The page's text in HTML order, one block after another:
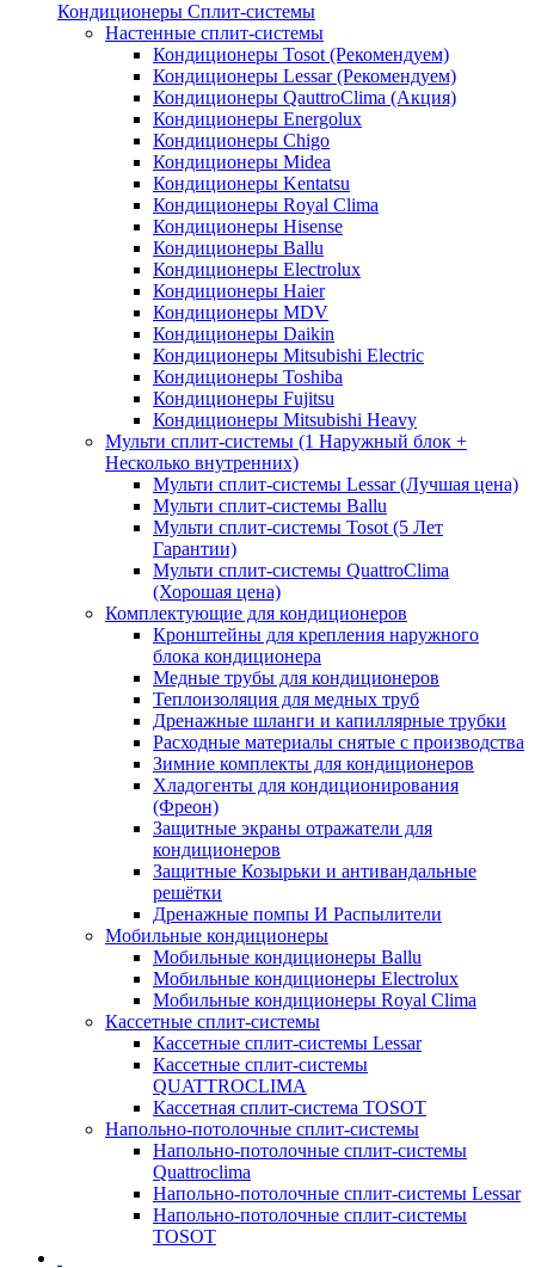
Кондиционеры Сплит-системы
Настенные сплит-системы
Кондиционеры Tosot (Рекомендуем)
Кондиционеры Lessar (Рекомендуем)
Кондиционеры QauttroClima (Акция)
Кондиционеры Energolux
Кондиционеры Chigo
Кондиционеры Midea
Кондиционеры Kentatsu
Кондиционеры Royal Clima
Кондиционеры Hisense
Кондиционеры Ballu
Кондиционеры Electrolux
Кондиционеры Haier
Кондиционеры MDV
Кондиционеры Daikin
Кондиционеры Mitsubishi Electric
Кондиционеры Toshiba
Кондиционеры Fujitsu
Кондиционеры Mitsubishi Heavy
Мульти сплит-системы (1 Наружный блок +
Несколько внутренних)
Мульти сплит-системы Lessar (Лучшая цена)
Мульти сплит-системы Ballu
Мульти сплит-системы Tosot (5 Лет
Гарантии)
Мульти сплит-системы QuattroClima
(Хорошая цена)
Комплектующие для кондиционеров
Кронштейны для крепления наружного
блока кондиционера
Медные трубы для кондиционеров
Теплоизоляция для медных труб
Дренажные шланги и капиллярные трубки
Расходные материалы снятые с производства
Зимние комплекты для кондиционеров
Хладогенты для кондиционирования
(Фреон)
Защитные экраны отражатели для
кондиционеров
Защитные Козырьки и антивандальные
решётки
Дренажные помпы И Распылители
Мобильные кондиционеры
Мобильные кондиционеры Ballu
Мобильные кондиционеры Electrolux
Мобильные кондиционеры Royal Clima
Кассетные сплит-системы
Кассетные сплит-системы Lessar
Кассетные сплит-системы
QUATTROCLIMA
Кассетная сплит-система TOSOT
Напольно-потолочные сплит-системы
Напольно-потолочные сплит-системы
Quattroclima
Напольно-потолочные сплит-системы Lessar
Напольно-потолочные сплит-системы
TOSOT